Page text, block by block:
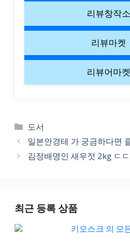
리뷰창작소
리뷰마켓
리뷰어마켓
Categories
도서
일본안경테 가 궁금하다면
김정배명인 새우젓 2kg ㄷ
최근 등록 상품
키오스크 의 모